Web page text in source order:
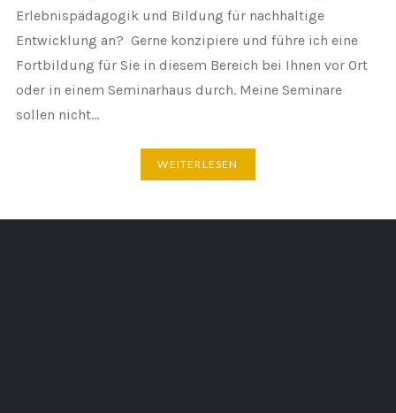
Erlebnispädagogik und Bildung für nachhaltige
Entwicklung an? Gerne konzipiere und führe ich eine
Fortbildung für Sie in diesem Bereich bei Ihnen vor Ort
oder in einem Seminarhaus durch. Meine Seminare
sollen nicht…
WEITERLESEN